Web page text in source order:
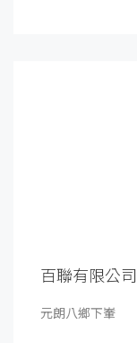
百聯有限公司
元朗八鄉下輋